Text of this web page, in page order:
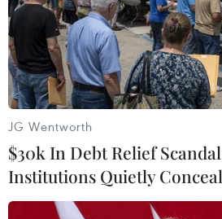
Biến thể Omicron hoành
JG Wentworth
$30k In Debt Relief
Institutions Quietly Conceal